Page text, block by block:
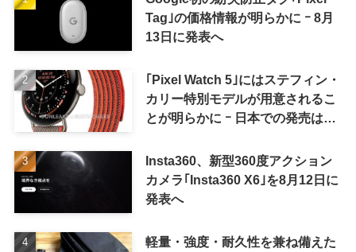
Tag｣の価格情報が明らかに ｰ 8月
13日に発表へ
｢Pixel Watch 5｣にはステフィン・
カリー特別モデルが用意されるこ
とが明らかに ｰ 日本での発売は期
Insta360、新型360度アクション
カメラ｢Insta360 X6｣を8月12日に
発表へ
軽量・強度・耐久性を兼ね備えた